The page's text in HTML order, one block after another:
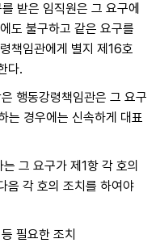
받은 임직원은 그 요구에
도 불구하고 같은 요구를
책임관에게 별지 제16호
다.
행동강령책임관은 그 요구
는 경우에는 신속하게 대표
그 요구가 제1항 각 호의
음 각 호의 조치를 하여야
필요한 조치